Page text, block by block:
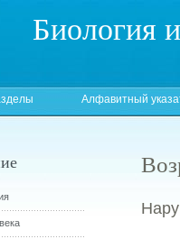
Биология
Алфавитный